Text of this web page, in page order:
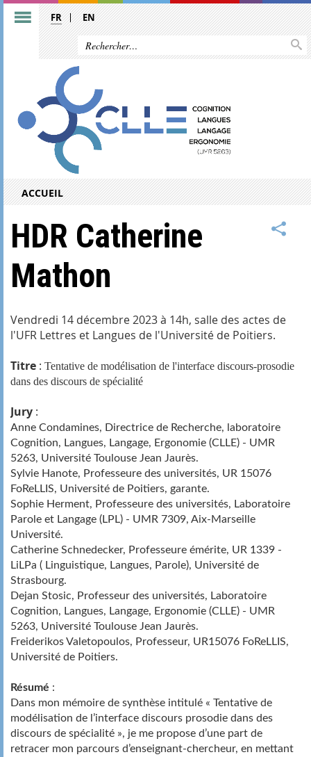
FR EN
ACCUEIL
HDR Catherine
Mathon
Vendredi 14 décembre 2023 à 14h, salle des actes de
l'UFR Lettres et Langues de l'Université de Poitiers.
Titre : Tentative de modélisation de l'interface discours-prosodie
dans des discours de spécialité
Jury :
Anne Condamines, Directrice de Recherche, laboratoire
Cognition, Langues, Langage, Ergonomie (CLLE) - UMR
5263, Université Toulouse Jean Jaurès.
Sylvie Hanote, Professeure des universités, UR 15076
FoReLLIS, Université de Poitiers, garante.
Sophie Herment, Professeure des universités, Laboratoire
Parole et Langage (LPL) - UMR 7309, Aix-Marseille
Université.
Catherine Schnedecker, Professeure émérite, UR 1339 -
LiLPa ( Linguistique, Langues, Parole), Université de
Strasbourg.
Dejan Stosic, Professeur des universités, Laboratoire
Cognition, Langues, Langage, Ergonomie (CLLE) - UMR
5263, Université Toulouse Jean Jaurès.
Freiderikos Valetopoulos, Professeur, UR15076 FoReLLIS,
Université de Poitiers.
Résumé :
Dans mon mémoire de synthèse intitulé « Tentative de
modélisation de l’interface discours prosodie dans des
discours de spécialité », je me propose d’une part de
retracer mon parcours d’enseignant-chercheur, en mettant